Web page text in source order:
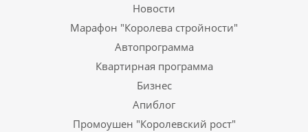
Новости
Марафон "Королева стройности"
Автопрограмма
Квартирная программа
Бизнес
Апиблог
Промоушен "Королевский рост"